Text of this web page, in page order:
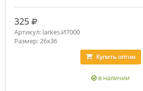
325 руб.
Артикул: larkes.И7000
Размер: 26х36
Купитьоптом
в наличии